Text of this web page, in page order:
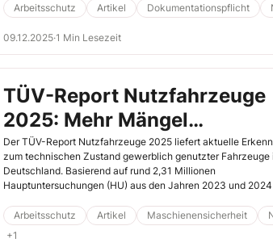
Vorgaben. Ein Gesetzentwurf des Bundesrates soll nun
Rechtssicherheit schaffen. Lesen Sie hier, welche Neuerung
ist und was bis zum Inkrafttreten gilt.
Arbeitsschutz Artikel Dokumentationspflicht
09.12.2025·1 Min Lesezeit
TÜV-Report Nutzfahrzeuge
2025: Mehr Mängel
insbesondere bei schweren
Der TÜV-Report Nutzfahrzeuge 2025 liefert aktuelle
zum technischen Zustand gewerblich genutzter Fahrzeuge
Deutschland. Basierend auf rund 2,31 Millionen
Hauptuntersuchungen (HU) aus den Jahren 2023 und
bei schweren Lastkraftwagen. Lesen Sie hier, um welche
sich handelt, wo der TÜV die Ursachen sieht und warum Sie
Arbeitsschutz Artikel Maschienensicherheit
+1